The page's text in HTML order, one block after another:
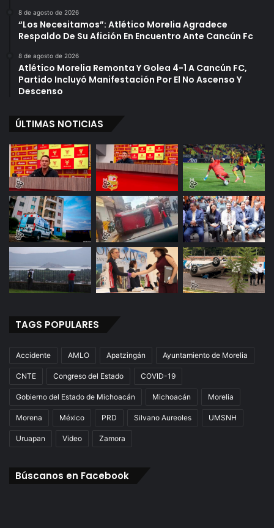
8 de agosto de 2026
“Los Necesitamos”: Atlético Morelia Agradece
Respaldo De Su Afición En Encuentro Ante Cancún Fc
8 de agosto de 2026
Atlético Morelia Remonta Y Golea 4-1 A Cancún FC,
Partido Incluyó Manifestación Por El No Ascenso Y
Descenso
ÚLTIMAS NOTICIAS
TAGS POPULARES
Accidente AMLO Apatzingán Ayuntamiento de Morelia
CNTE Congreso del Estado COVID-19
Gobierno del Estado de Michoacán Michoacán Morelia
Morena México PRD Silvano Aureoles UMSNH
Uruapan Video Zamora
Búscanos en Facebook